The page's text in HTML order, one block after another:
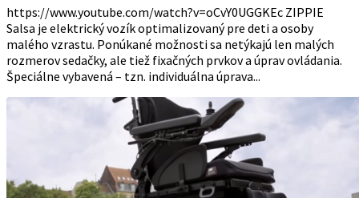
https://www.youtube.com/watch?v=oCvY0UGGKEc ZIPPIE
Salsa je elektrický vozík optimalizovaný pre deti a osoby
malého vzrastu. Ponúkané možnosti sa netýkajú len malých
rozmerov sedačky, ale tiež fixačných prvkov a úprav ovládania.
Špeciálne vybavená – tzn. individuálna úprava...